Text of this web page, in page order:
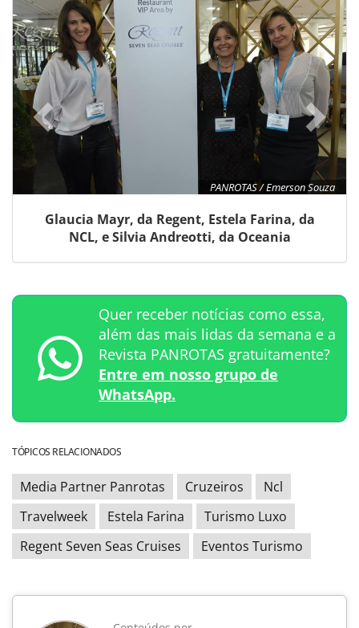
PANROTAS / Emerson Souza
Glaucia Mayr, da Regent, Estela Farina, da
NCL, e Silvia Andreotti, da Oceania
Quer receber notícias como essa,
além das mais lidas da semana e a
Revista PANROTAS gratuitamente?
Entre em nosso grupo de
WhatsApp.
TÓPICOS RELACIONADOS
Media Partner Panrotas Cruzeiros
Ncl
Travelweek
Estela Farina
Turismo Luxo
Regent Seven Seas Cruises
Eventos Turismo